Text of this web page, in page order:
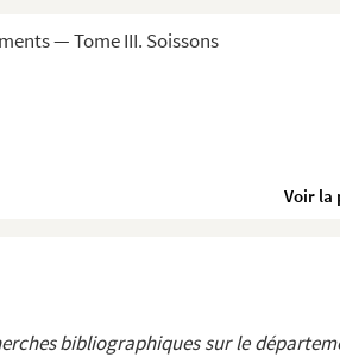
— Tome III. Soissons
bibliographiques sur le